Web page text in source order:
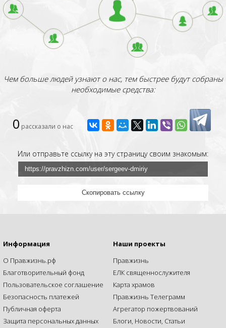
Чем больше людей узнают о нас, тем быстрее будут собраны
необходимые средства:
0 рассказали о нас
Или отправьте ссылку на эту страницу своим знакомым:
Скопировать ссылку
Информация
О Правжизнь.рф
Благотворительный фонд
Пользовательское соглашение
Безопасность платежей
Публичная оферта
Защита персональных данных
Наши проекты
Правжизнь
ЕЛК священнослужителя
Карта храмов
Правжизнь Телеграмм
Агрегатор пожертвований
Блоги, Новости, Статьи